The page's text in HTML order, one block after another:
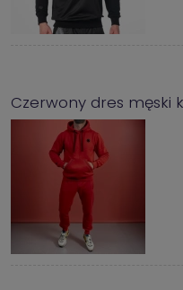
Czerwony dres męski